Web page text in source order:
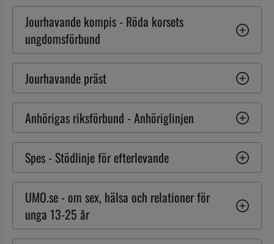
Jourhavande kompis - Röda korsets
ungdomsförbund
Jourhavande präst
Anhörigas riksförbund - Anhöriglinjen
Spes - Stödlinje för efterlevande
UMO.se - om sex, hälsa och relationer för
unga 13-25 år